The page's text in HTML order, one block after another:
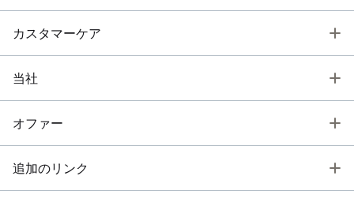
カスタマーケア
当社
オファー
追加のリンク